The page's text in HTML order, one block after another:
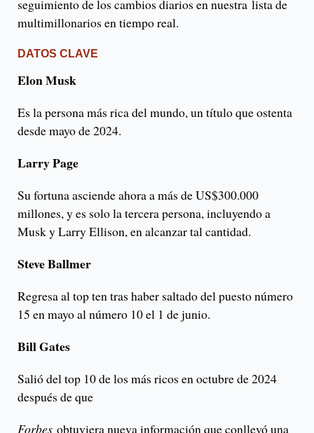
seguimiento de los cambios diarios en nuestra lista de
multimillonarios en tiempo real.
DATOS CLAVE
Elon Musk
Es la persona más rica del mundo, un título que ostenta
desde mayo de 2024.
Larry Page
Su fortuna asciende ahora a más de US$300.000
millones, y es solo la tercera persona, incluyendo a
Musk y Larry Ellison, en alcanzar tal cantidad.
Steve Ballmer
Regresa al top ten tras haber saltado del puesto número
15 en mayo al número 10 el 1 de junio.
Bill Gates
Salió del top 10 de los más ricos en octubre de 2024
después de que
Forbes obtuviera nueva información que conllevó una